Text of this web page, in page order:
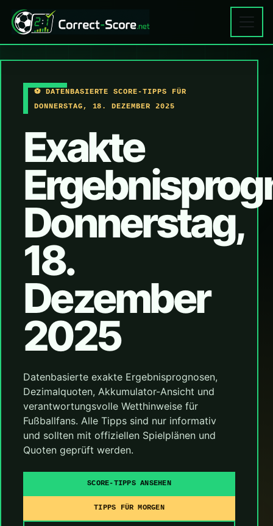
⚽ DATENBASIERTE SCORE-TIPPS FÜR
DONNERSTAG, 18. DEZEMBER 2025
Exakte
Donnerstag,
18.
Dezember
2025
Datenbasierte exakte Ergebnisprognosen,
Dezimalquoten, Akkumulator-Ansicht und
verantwortungsvolle Wetthinweise für
Fußballfans. Alle Tipps sind nur informativ
und sollten mit offiziellen Spielplänen und
Quoten geprüft werden.
SCORE-TIPPS ANSEHEN
TIPPS FÜR MORGEN